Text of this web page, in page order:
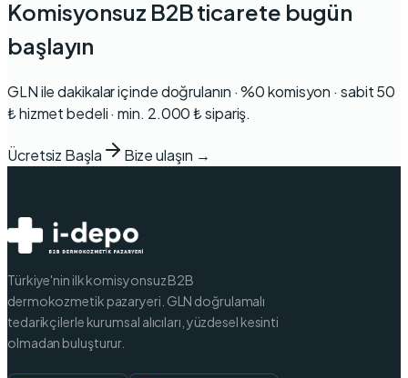
Komisyonsuz B2B ticarete bugün
başlayın
GLN ile dakikalar içinde doğrulanın · %0 komisyon · sabit 50
₺ hizmet bedeli · min. 2.000 ₺ sipariş.
Ücretsiz Başla Bize ulaşın →
Türkiye'nin ilk komisyonsuz B2B
dermokozmetik pazaryeri. GLN doğrulamalı
tedarikçilerle kurumsal alıcıları, yüzdesel kesinti
olmadan buluşturur.